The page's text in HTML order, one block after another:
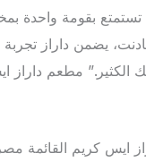
بقومة واحدة
يضمن داراز
الكثير.” مطعم داراز
ايس كريم القائمة مصر